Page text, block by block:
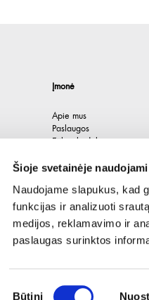
Šioje svetainėje
Naudojame slapukus, kad
funkcijas ir analizuoti
medijos, reklamavimo ir
paslaugas surinktos
Būtini
Įmonė
Apie mus
Paslaugos
Etikos kodeksas
Kontaktai